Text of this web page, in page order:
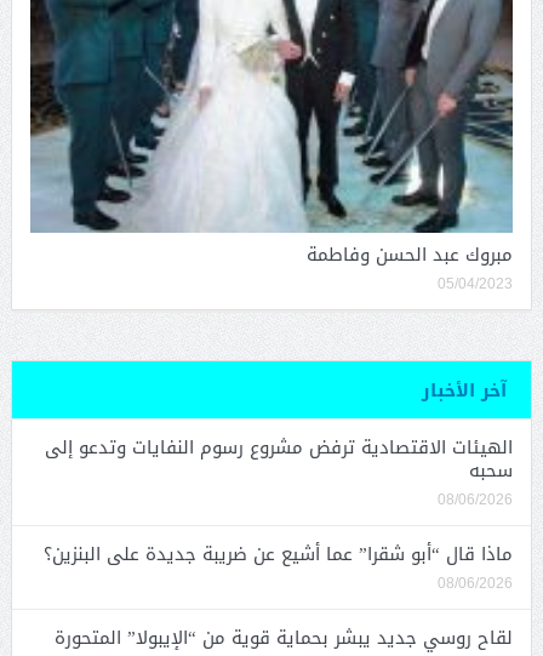
مبروك عبد الحسن وفاطمة
05/04/2023
آخر الأخبار
الهيئات الاقتصادية ترفض مشروع رسوم النفايات وتدعو إلى
سحبه
08/06/2026
ماذا قال “أبو شقرا” عما أشيع عن ضريبة جديدة على البنزين؟
08/06/2026
لقاح روسي جديد يبشر بحماية قوية من “الإيبولا” المتحورة